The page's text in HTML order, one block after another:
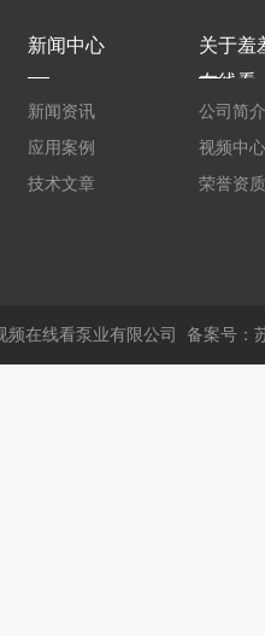
新闻中心
新闻资讯
应用案例
技术文章
关于羞
在线看
公司简介
视频中心
荣誉资质
频在线看泵业有限公司 备案号